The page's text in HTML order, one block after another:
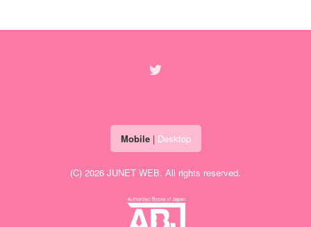
Mobile| Desktop
(C) 2026 JUNET WEB. All rights reserved.